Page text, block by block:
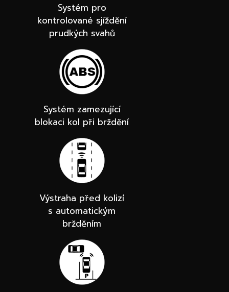
Systém pro
kontrolované sjíždění
prudkých svahů
Systém zamezující
blokaci kol při brždění
Výstraha před kolizí
s automatickým
bržděním